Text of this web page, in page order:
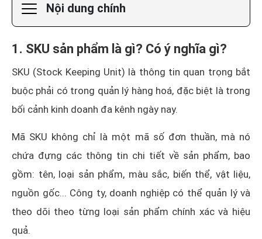
Nội dung chính
1. SKU sản phẩm là gì? Có ý nghĩa gì?
SKU (Stock Keeping Unit) là thông tin quan trọng bắt
buộc phải có trong quản lý hàng hoá, đặc biệt là trong
bối cảnh kinh doanh đa kênh ngày nay.
Mã SKU không chỉ là một mã số đơn thuần, mà nó
chứa đựng các thông tin chi tiết về sản phẩm, bao
gồm: tên, loại sản phẩm, màu sắc, biến thể, vật liệu,
nguồn gốc... Công ty, doanh nghiệp có thể quản lý và
theo dõi theo từng loại sản phẩm chính xác và hiệu
quả.